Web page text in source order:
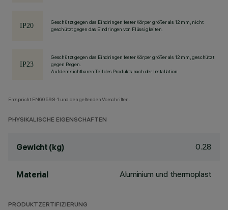
Geschützt gegen das Eindringen fester Körper größer als 12 mm, nicht
geschützt gegen das Eindringen von Flüssigkeiten.
Geschützt gegen das Eindringen fester Körper größer als 12 mm, geschützt
gegen Regen.
Auf dem sichtbaren Teil des Produkts nach der Installation
Entspricht EN60598-1 und den geltenden Vorschriften.
PHYSIKALISCHE EIGENSCHAFTEN
Gewicht (kg) 0.28
Material Aluminium und thermoplast
PRODUKTZERTIFIZIERUNG